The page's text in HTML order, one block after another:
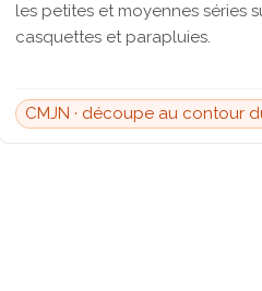
les petites et moyennes séries
casquettes et parapluies.
CMJN · découpe au contour